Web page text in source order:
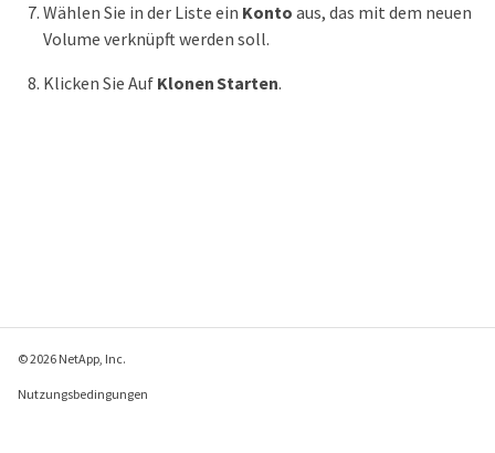
Wählen Sie in der Liste ein Konto aus, das mit dem neuen
Volume verknüpft werden soll.
Klicken Sie Auf Klonen Starten.
© 2026 NetApp, Inc.
Nutzungsbedingungen